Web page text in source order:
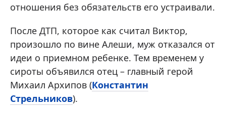
отношения без обязательств его устраивали.
После ДТП, которое как считал Виктор,
произошло по вине Алеши, муж отказался от
идеи о приемном ребенке. Тем временем у
сироты объявился отец – главный герой
Михаил Архипов (Константин
Стрельников).